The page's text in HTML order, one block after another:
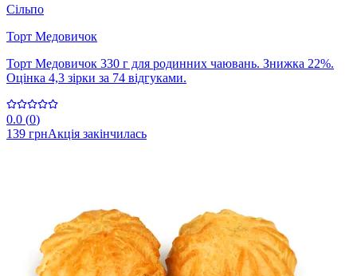
Сільпо
Торт Медовичок
Торт Медовичок 330 г для родинних чаювань. Знижка 22%.
Оцінка 4,3 зірки за 74 відгуками.
0.0 (0)
139 грнАкція закінчилась